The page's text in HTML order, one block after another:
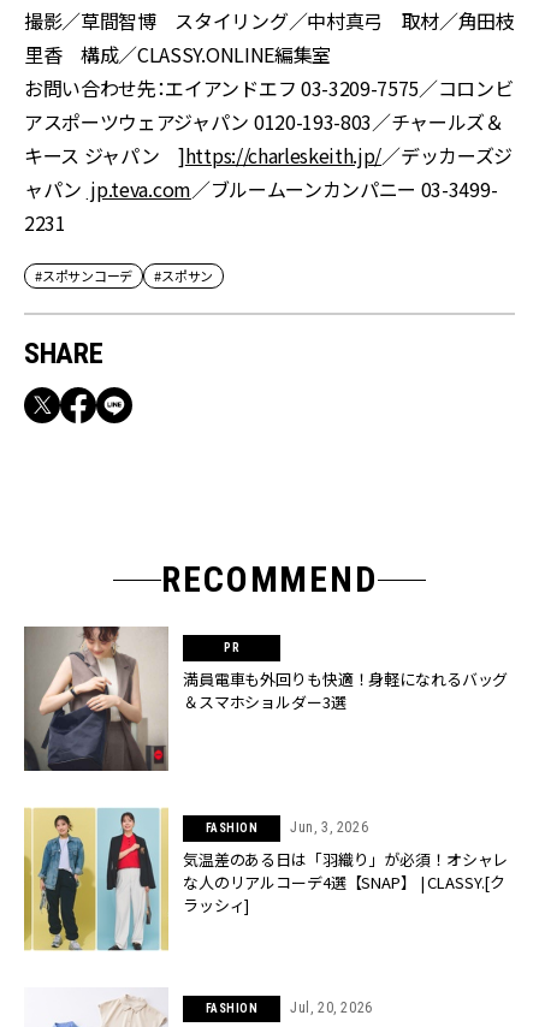
撮影／草間智博 スタイリング／中村真弓 取材／角田枝
里香 構成／CLASSY.ONLINE編集室
お問い合わせ先：エイアンドエフ 03-3209-7575／コロンビ
アスポーツウェアジャパン 0120-193-803／チャールズ＆
キース ジャパン ]https://charleskeith.jp/／デッカーズジ
ャパン jp.teva.com／ブルームーンカンパニー 03-3499-
2231
#スポサンコーデ #スポサン
SHARE
RECOMMEND
満員電車も外回りも快適！身軽になれるバッグ
＆スマホショルダー3選
FASHION Jun, 3, 2026
気温差のある日は「羽織り」が必須！オシャレ
な人のリアルコーデ4選【SNAP】 | CLASSY.[ク
ラッシィ]
FASHION Jul, 20, 2026